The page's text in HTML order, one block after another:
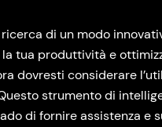
ricerca di un modo
tua produttività e
dovresti considerare
strumento di
di fornire assistenza e